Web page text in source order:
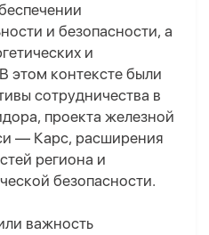
и безопасности, а
и
этом контексте были
сотрудничества в
проекта железной
— Карс, расширения
региона и
безопасности.
важность